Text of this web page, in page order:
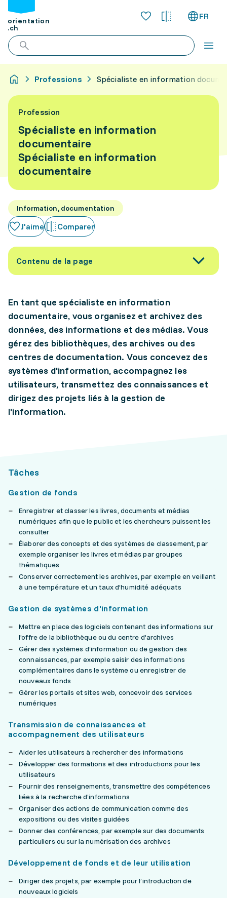
orientation
.ch
FR
Professions Spécialiste en information
Profession
Spécialiste en information
documentaire
Spécialiste en information
documentaire
Information, documentation
J'aime Comparer
Contenu de la page
En tant que spécialiste en information
documentaire, vous organisez et archivez des
données, des informations et des médias. Vous
gérez des bibliothèques, des archives ou des
centres de documentation. Vous concevez des
systèmes d'information, accompagnez les
utilisateurs, transmettez des connaissances et
dirigez des projets liés à la gestion de
l'information.
Tâches
Gestion de fonds
Enregistrer et classer les livres, documents et médias
numériques afin que le public et les chercheurs puissent les
consulter
Élaborer des concepts et des systèmes de classement, par
exemple organiser les livres et médias par groupes
thématiques
Conserver correctement les archives, par exemple en veillant
à une température et un taux d’humidité adéquats
Gestion de systèmes d'information
Mettre en place des logiciels contenant des informations sur
l'offre de la bibliothèque ou du centre d’archives
Gérer des systèmes d’information ou de gestion des
connaissances, par exemple saisir des informations
complémentaires dans le système ou enregistrer de
nouveaux fonds
Gérer les portails et sites web, concevoir des services
numériques
Transmission de connaissances et
accompagnement des utilisateurs
Aider les utilisateurs à rechercher des informations
Développer des formations et des introductions pour les
utilisateurs
Fournir des renseignements, transmettre des compétences
liées à la recherche d’informations
Organiser des actions de communication comme des
expositions ou des visites guidées
Donner des conférences, par exemple sur des documents
particuliers ou sur la numérisation des archives
Développement de fonds et de leur utilisation
Diriger des projets, par exemple pour l’introduction de
nouveaux logiciels